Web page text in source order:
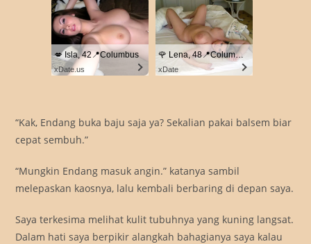
💋 Isla, 42📍Columbus
xDate.us
🌹 Lena, 48📍Columbus
xDate
“Kak, Endang buka baju saja ya? Sekalian pakai balsem biar
cepat sembuh.”
“Mungkin Endang masuk angin.” katanya sambil
melepaskan kaosnya, lalu kembali berbaring di depan saya.
Saya terkesima melihat kulit tubuhnya yang kuning langsat.
Dalam hati saya berpikir alangkah bahagianya saya kalau